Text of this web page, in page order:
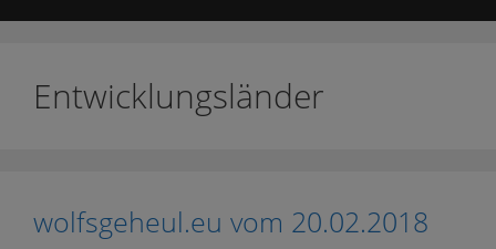
Entwicklungsländer
wolfsgeheul.eu vom 20.02.2018